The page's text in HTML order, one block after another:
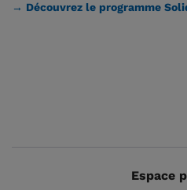
→ Découvrez le programme
Espace